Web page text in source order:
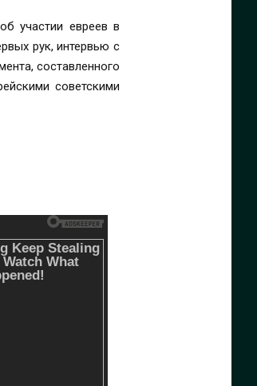
участии евреев в
рук, интервью с
составленного
советскими